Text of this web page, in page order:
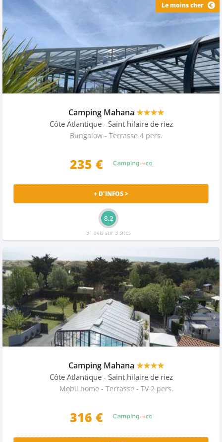
Le moins cher
Camping Mahana ★★★★
Côte Atlantique - Saint hilaire de riez
Bungalow - Terrasse 4 pers.
235 €
+ D'INFOS >
8.2
51 avis sur 3 sites
Camping Mahana ★★★★
Côte Atlantique - Saint hilaire de riez
Mobil home - Terrasse - TV 2 pers.
316 €